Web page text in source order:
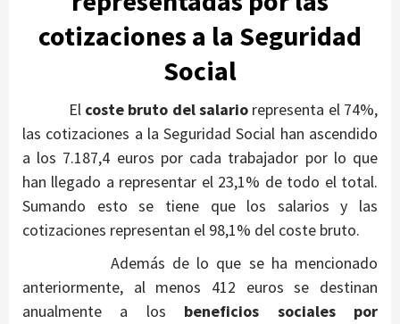
cotizaciones a la Seguridad
Social
El coste bruto del salario representa el 74%,
las cotizaciones a la Seguridad Social han ascendido
a los 7.187,4 euros por cada trabajador por lo que
han llegado a representar el 23,1% de todo el total.
Sumando esto se tiene que los salarios y las
cotizaciones representan el 98,1% del coste bruto.
Además de lo que se ha mencionado
anteriormente, al menos 412 euros se destinan
anualmente a los beneficios sociales por